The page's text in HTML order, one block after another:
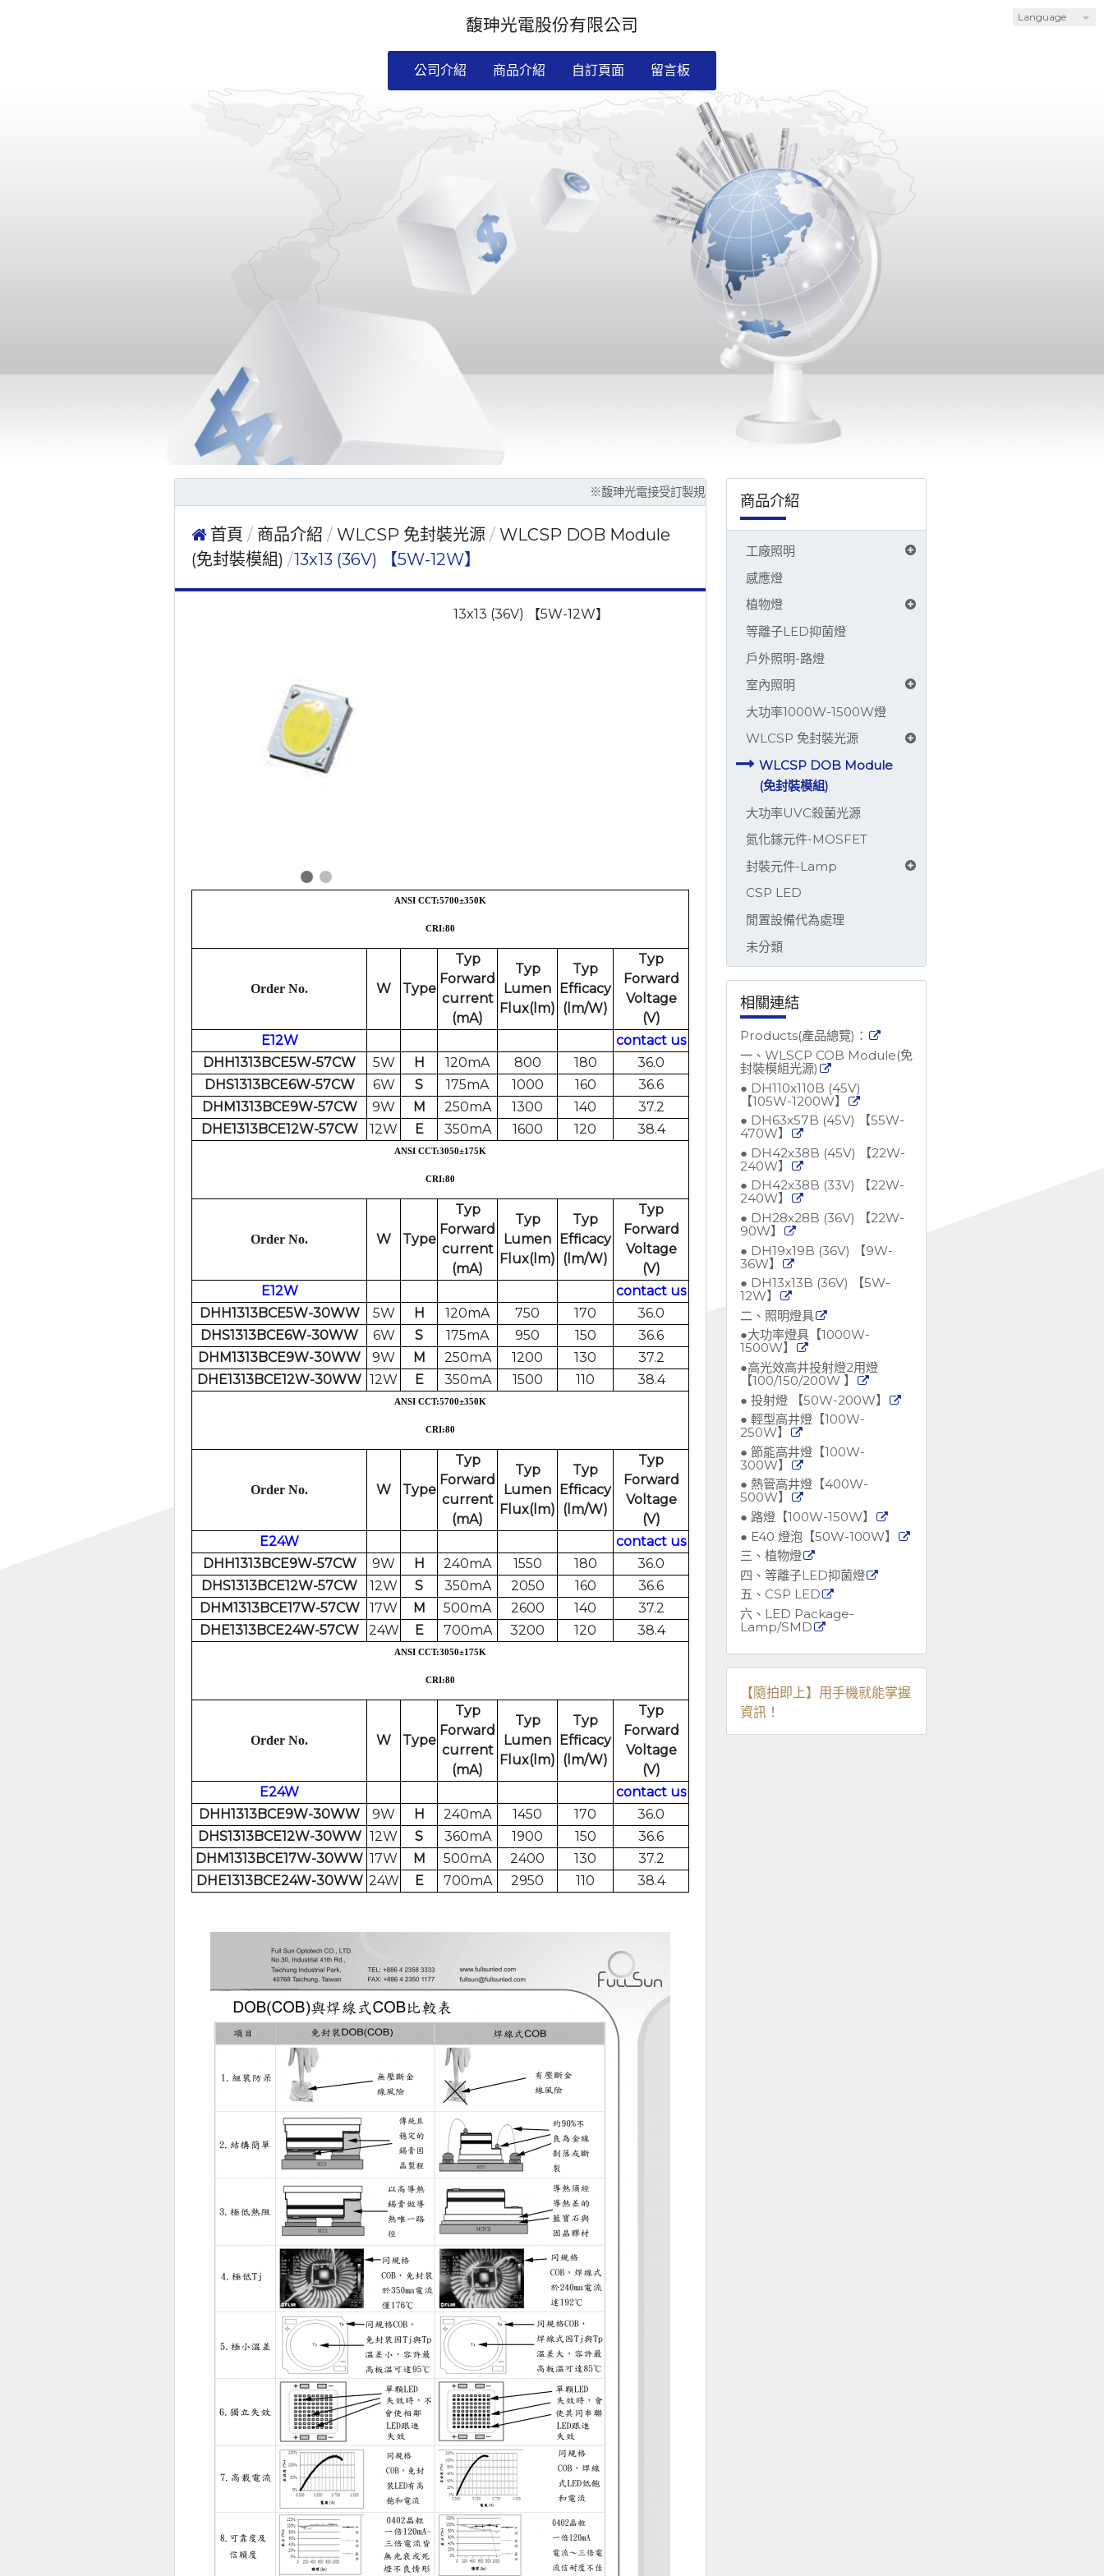
Language
馥珅光電股份有限公司
公司介紹 商品介紹 自訂頁面 留言板
商品介紹
工廠照明
感應燈
植物燈
等離子LED抑菌燈
戶外照明-路燈
室內照明
大功率1000W-1500W燈
WLCSP 免封裝光源
WLCSP DOB Module
(免封裝模組)
大功率UVC殺菌光源
氮化鎵元件-MOSFET
封裝元件-Lamp
CSP LED
閒置設備代為處理
未分類
相關連結
Products(產品總覽)：
一、WLSCP COB Module(免
封裝模組光源)
● DH110x110B (45V)
【105W-1200W】
● DH63x57B (45V) 【55W-
470W】
● DH42x38B (45V) 【22W-
240W】
● DH42x38B (33V) 【22W-
240W】
● DH28x28B (36V) 【22W-
90W】
● DH19x19B (36V) 【9W-
36W】
● DH13x13B (36V) 【5W-
12W】
二、照明燈具
●大功率燈具【1000W-
1500W】
●高光效高井投射燈2用燈
【100/150/200W 】
● 投射燈 【50W-200W】
● 輕型高井燈【100W-
250W】
● 節能高井燈【100W-
300W】
● 熱管高井燈【400W-
500W】
● 路燈【100W-150W】
● E40 燈泡【50W-100W】
三、植物燈
四、等離子LED抑菌燈
五、CSP LED
六、LED Package-
Lamp/SMD
【隨拍即上】用手機就能掌握
資訊！
※馥珅光電接受訂製規格生產，請撥04-2358-3333 將有專人為您服務，謝謝。馥珅是業界
首頁 商品介紹 WLCSP 免封裝光源
WLCSP DOB Module
(免封裝模組) 13x13 (36V) 【5W-12W】
13x13 (36V) 【5W-12W】
ANSI CCT:5700±350K
CRI:80
Order No. W Type
Typ
Forward
current
(mA)
Typ
Lumen
Flux(lm)
Typ
Efficacy
(lm/W)
Typ
Forward
Voltage
(V)
E12W
contact us
DHH1313BCE5W-57CW
5W H 120mA 800 180
36.0
DHS1313BCE6W-57CW
6W S 175mA 1000 160
36.6
DHM1313BCE9W-57CW
9W M 250mA 1300 140
37.2
DHE1313BCE12W-57CW
12W E 350mA 1600 120 38.4
ANSI CCT:3050±175K
CRI:80
Order No. W Type
Typ
Forward
current
(mA)
Typ
Lumen
Flux(lm)
Typ
Efficacy
(lm/W)
Typ
Forward
Voltage
(V)
E12W
contact us
DHH1313BCE5W-30WW
5W H 120mA 750 170
36.0
DHS1313BCE6W-30WW
6W S 175mA 950 150
36.6
DHM1313BCE9W-30WW
9W M 250mA 1200 130
37.2
DHE1313BCE12W-30WW 12W E 350mA 1500 110 38.4
ANSI CCT:5700±350K
CRI:80
Order No. W Type
Typ
Forward
current
(mA)
Typ
Lumen
Flux(lm)
Typ
Efficacy
(lm/W)
Typ
Forward
Voltage
(V)
E24W
contact us
DHH1313BCE9W-57CW
9W H 240mA 1550 180
36.0
DHS1313BCE12W-57CW
12W S 350mA 2050 160
36.6
DHM1313BCE17W-57CW
17W M 500mA 2600 140
37.2
DHE1313BCE24W-57CW
24W E 700mA 3200 120 38.4
ANSI CCT:3050±175K
CRI:80
Order No. W Type
Typ
Forward
current
(mA)
Typ
Lumen
Flux(lm)
Typ
Efficacy
(lm/W)
Typ
Forward
Voltage
(V)
E24W
contact us
DHH1313BCE9W-30WW
9W H 240mA 1450 170
36.0
DHS1313BCE12W-30WW 12W S 360mA 1900 150
36.6
DHM1313BCE17W-30WW 17W M 500mA 2400 130
37.2
DHE1313BCE24W-30WW 24W E 700mA 2950 110 38.4